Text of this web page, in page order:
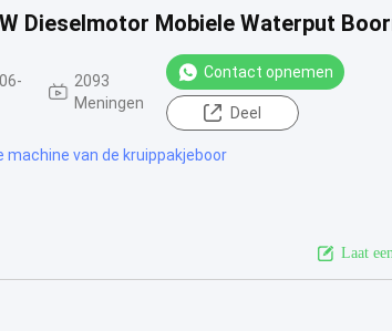
Dieselmotor Mobiele Waterput
2093
Meningen
Contact opnemen
Deel
machine van de kruippakjeboor
Laat